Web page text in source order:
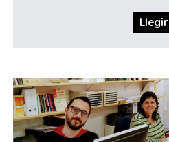
Llegir